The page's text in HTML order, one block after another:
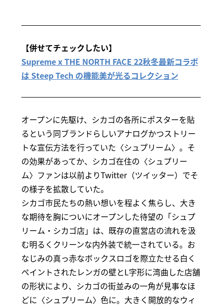
【併せてチェックしたい】
Supreme x THE NORTH FACE 22秋冬最新コラボ
は Steep Tech の機能美が光るコレクション
オープンに先駆け、シカゴの各所にポスターを貼
るという同ブランドらしいアナログかつストリー
トな宣伝方法を行っていた〈シュプリーム〉。そ
の効果があってか、シカゴ在住の〈シュプリー
ム〉ファンは以前よりTwitter（ツイッター）でそ
の様子を拡散していた。
シカゴ市民たちの熱い想いを程よく焦らし、大き
な期待を胸についにオープンした待望の「シュプ
リーム・シカゴ店」は、既存の直営店の流れを汲
む明るくクリーンな内外装で統一されている。お
なじみの真っ赤なボックスロゴを際立たせる白く
ペイントされたレンガの壁とL字形に湾曲した店舗
の形状により、シカゴの街並みの一角が見事なほ
どに〈シュプリーム〉色に。大きく開放的なウィ